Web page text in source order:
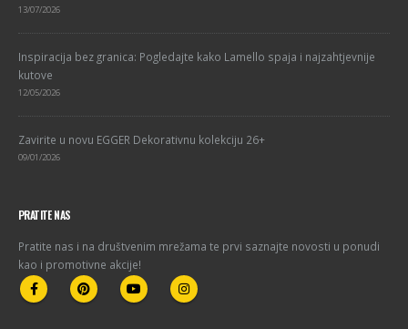
13/07/2026
Inspiracija bez granica: Pogledajte kako Lamello spaja i najzahtjevnije
kutove
12/05/2026
Zavirite u novu EGGER Dekorativnu kolekciju 26+
09/01/2026
PRATITE NAS
Pratite nas i na društvenim mrežama te prvi saznajte novosti u ponudi
kao i promotivne akcije!